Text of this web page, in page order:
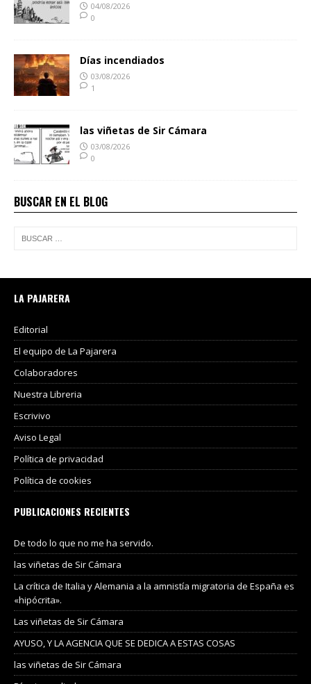
04/08/2026
0
Días incendiados
03/08/2026
1
las viñetas de Sir Cámara
03/08/2026
0
BUSCAR EN EL BLOG
LA PAJARERA
Editorial
El equipo de La Pajarera
Colaboradores
Nuestra Libreria
Escrivivo
Aviso Legal
Política de privacidad
Política de cookies
PUBLICACIONES RECIENTES
De todo lo que no me ha servido.
las viñetas de Sir Cámara
La crítica de Italia y Alemania a la amnistía migratoria de España es
«hipócrita».
Las viñetas de Sir Cámara
AYUSO, Y LA AGENCIA QUE SE DEDICA A ESTAS COSAS
las viñetas de Sir Cámara